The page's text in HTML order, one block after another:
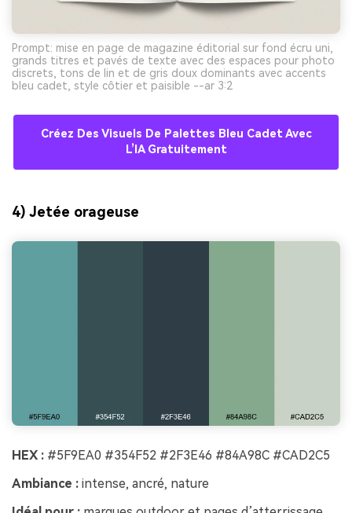
Prompt: mise en page de magazine éditorial sur fond écru uni,
grands titres et pavés de texte avec des espaces pour photo
discrets, tons de lin et de gris doux dominants avec accents
bleu cadet, style côtier et paisible --ar 3:2
Créez Des Visuels De Palettes Bleu Cadet Avec
L’IA Gratuitement
4) Jetée orageuse
HEX : #5F9EA0 #354F52 #2F3E46 #84A98C #CAD2C5
Ambiance : intense, ancré, nature
Créez des images IA
à l’infini. 100 %